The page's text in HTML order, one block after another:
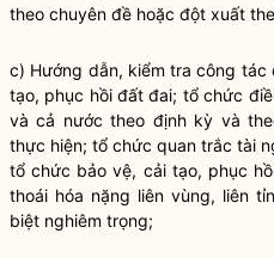
theo chuyên đề hoặc đột xuất
c) Hướng dẫn, kiểm tracông tác
tạo, phục hồi đất đai; tổ chức
và cả nước theo định kỳ và
thực hiện; tổ chức quan trắc tài
tổ chức bảo vệ, cải tạo, phục
thoái hóa nặng liên vùng, liên
biệt nghiêm trọng;